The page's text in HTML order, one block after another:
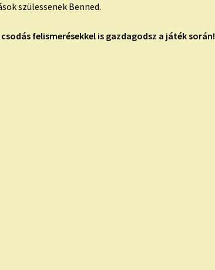
szülessenek Benned.
felismerésekkel is gazdagodsz a játék során!